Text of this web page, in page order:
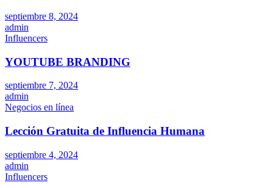
septiembre 8, 2024
admin
Influencers
YOUTUBE BRANDING
septiembre 7, 2024
admin
Negocios en línea
Lección Gratuita de Influencia Humana
septiembre 4, 2024
admin
Influencers